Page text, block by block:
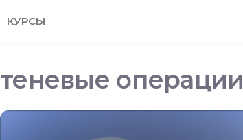
КУРСЫ
теневые операции